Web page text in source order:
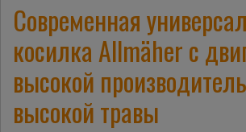
Современная
косилка Allmäher с
высокой
высокой травы